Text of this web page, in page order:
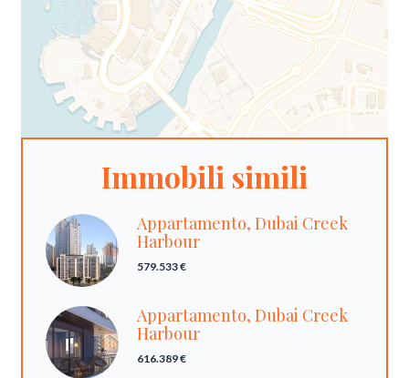
Immobili simili
Appartamento, Dubai Creek
Harbour
579.533 €
Appartamento, Dubai Creek
Harbour
616.389 €